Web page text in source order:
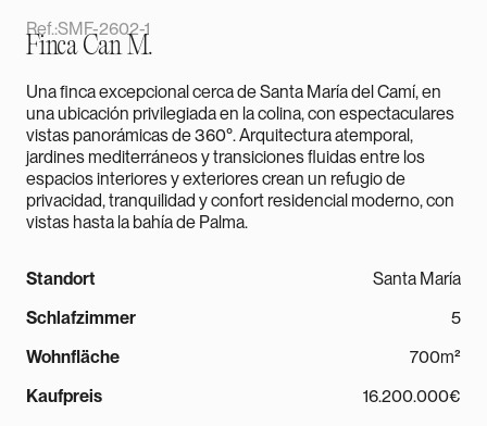
Finca Can M.
Ref.:SMF-2602-1
Una finca excepcional cerca de Santa María del Camí, en
una ubicación privilegiada en la colina, con espectaculares
vistas panorámicas de 360°. Arquitectura atemporal,
jardines mediterráneos y transiciones fluidas entre los
espacios interiores y exteriores crean un refugio de
privacidad, tranquilidad y confort residencial moderno, con
vistas hasta la bahía de Palma.
Standort
Santa María
Schlafzimmer
5
Wohnfläche
700m²
Kaufpreis
16.200.000€